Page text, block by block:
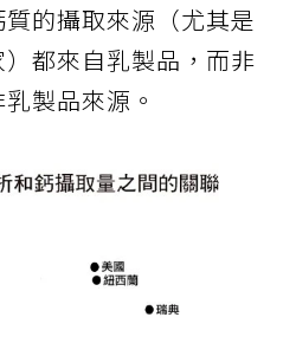
的攝取來源（尤其是
都來自乳製品，而非
製品來源。